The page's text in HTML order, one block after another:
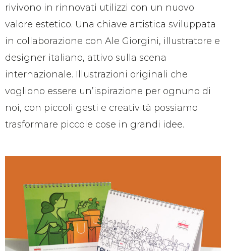
rivivono in rinnovati utilizzi con un nuovo
valore estetico. Una chiave artistica sviluppata
in collaborazione con Ale Giorgini, illustratore e
designer italiano, attivo sulla scena
internazionale. Illustrazioni originali che
vogliono essere un’ispirazione per ognuno di
noi, con piccoli gesti e creatività possiamo
trasformare piccole cose in grandi idee.